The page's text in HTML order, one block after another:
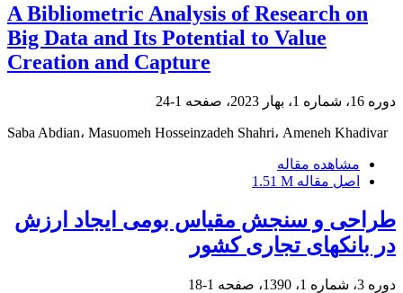
A Bibliometric Analysis of Research on
Big Data and Its Potential to Value
Creation and Capture
دوره 16، شماره 1، بهار 2023، صفحه 1-24
Saba Abdian، Masuomeh Hosseinzadeh Shahri، Ameneh Khadivar
مشاهده مقاله
اصل مقاله 1.51 M
طراحی و سنجش مقیاس بومی ایجاد ارزش
در بانک‎های تجاری کشور
دوره 3، شماره 1، 1390، صفحه 1-18